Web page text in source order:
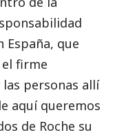
España, que
firme
personas allí
aquí queremos
de Roche su